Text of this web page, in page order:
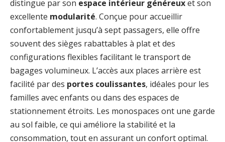
distingue par son espace intérieur généreuxet son
excellente modularité. Conçue pour accueillir
confortablement jusqu’à sept passagers, elle offre
souvent des sièges rabattables à plat et des
configurations flexibles facilitant le transport de
bagages volumineux. L’accès aux places arrière est
facilité par des portes coulissantes, idéales pour les
familles avec enfants ou dans des espaces de
stationnement étroits. Les monospaces ont une garde
au sol faible, ce qui améliore la stabilité et la
consommation, tout en assurant un confort optimal.